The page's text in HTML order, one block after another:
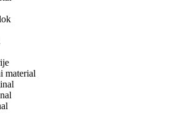
material